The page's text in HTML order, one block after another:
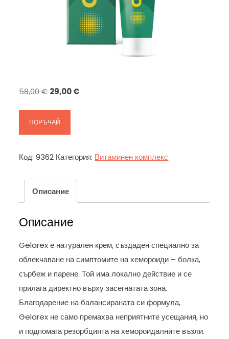
58,00€ Original
was:
58,00 €.
29,00€Текущата
ПОРЪЧАЙ
Код:9362 Категория: Витаминен комплекс
Описание
Описание
Gelarex е натурален крем, създаден специално за
облекчаване на симптомите на хемороиди – болка,
сърбеж и парене. Той има локално действие и се
прилага директно върху засегнатата зона.
Благодарение на балансираната си формула,
Gelarex не само премахва неприятните усещания, но
и подпомага резорбцията на хемороидалните възли.